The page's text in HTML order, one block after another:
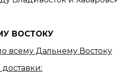
ВОСТОКУ
всему Дальнему Востоку